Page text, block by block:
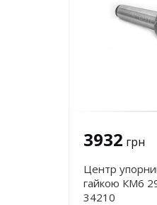
3932 грн
Центр
гайкою КМ6
34210